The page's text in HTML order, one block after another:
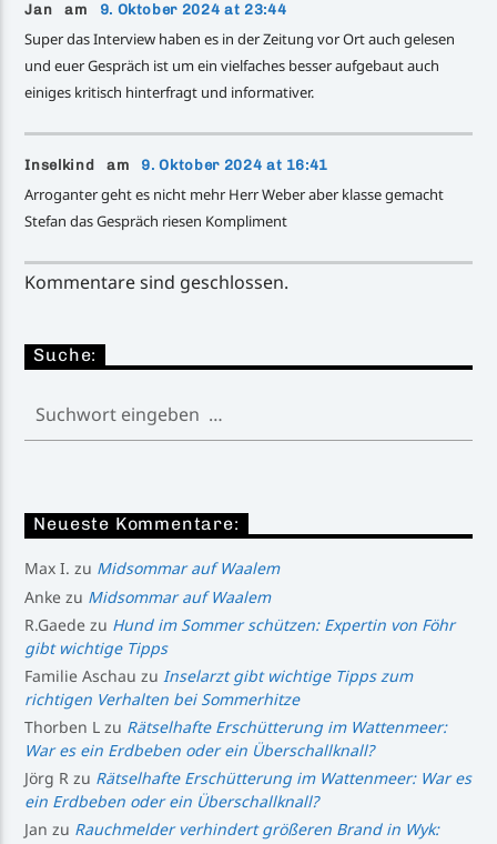
Jan am 9. Oktober 2024 at 23:44
Super das Interview haben es in der Zeitung vor Ort auch gelesen
und euer Gespräch ist um ein vielfaches besser aufgebaut auch
einiges kritisch hinterfragt und informativer.
Inselkind am 9. Oktober 2024 at 16:41
Arroganter geht es nicht mehr Herr Weber aber klasse gemacht
Stefan das Gespräch riesen Kompliment
Kommentare sind geschlossen.
Suche:
Neueste Kommentare:
Max I. zu Midsommar auf Waalem
Anke zu Midsommar auf Waalem
R.Gaede zu Hund im Sommer schützen: Expertin von Föhr
gibt wichtige Tipps
Familie Aschau zuInselarzt gibt wichtige Tipps zum
richtigen Verhalten bei Sommerhitze
Thorben L zu Rätselhafte Erschütterung im Wattenmeer:
War es ein Erdbeben oder ein Überschallknall?
Jörg R zu Rätselhafte Erschütterung im Wattenmeer: War es
ein Erdbeben oder ein Überschallknall?
Jan zu Rauchmelder verhindert größeren Brand in Wyk: